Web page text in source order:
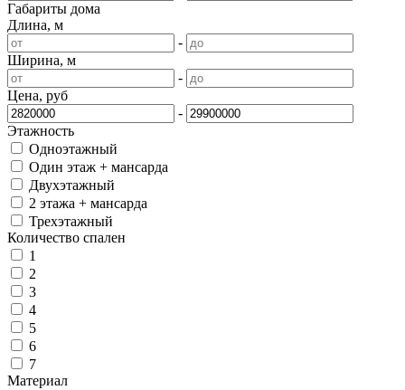
Габариты дома
Длина, м
-
Ширина, м
-
Цена, руб
-
Этажность
Одноэтажный
Один этаж + мансарда
Двухэтажный
2 этажа + мансарда
Трехэтажный
Количество спален
1
2
3
4
5
6
7
Материал